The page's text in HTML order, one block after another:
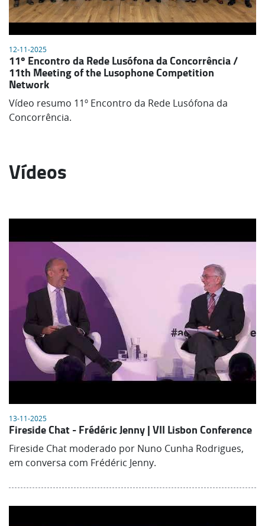
12-11-2025
11º Encontro da Rede Lusófona da Concorrência /
11th Meeting of the Lusophone Competition
Network
Vídeo resumo 11º Encontro da Rede Lusófona da
Concorrência.
Vídeos
13-11-2025
Fireside Chat - Frédéric Jenny | VII Lisbon Conference
Fireside Chat moderado por Nuno Cunha Rodrigues,
em conversa com Frédéric Jenny.